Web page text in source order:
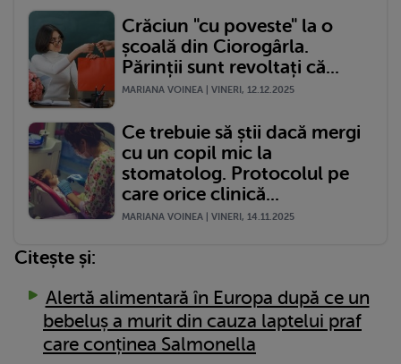
Crăciun "cu poveste" la o
școală din Ciorogârla.
Părinții sunt revoltați că...
MARIANA VOINEA | VINERI, 12.12.2025
Ce trebuie să știi dacă mergi
cu un copil mic la
stomatolog. Protocolul pe
care orice clinică...
MARIANA VOINEA | VINERI, 14.11.2025
Citește și:
Alertă alimentară în Europa după ce un
bebeluș a murit din cauza laptelui praf
care conținea Salmonella